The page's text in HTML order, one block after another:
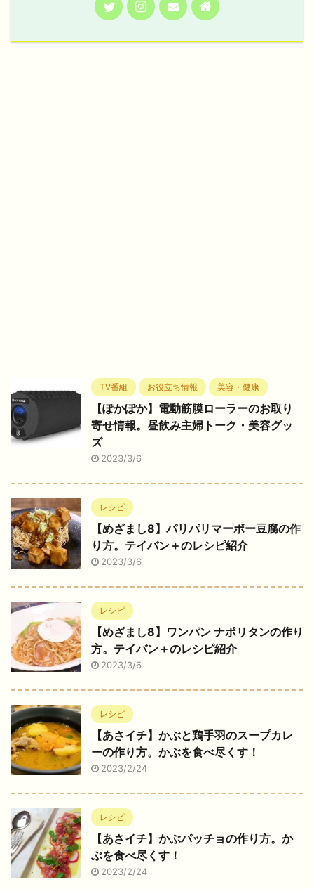
TV番組 お役立ち情報 美容・健康
【ぽかぽか】電動筋膜ローラーのお取り
寄せ情報。昼飲み主婦トーク・美容グッ
ズ
2023/3/6
レシピ
【めざまし8】パリパリマーボー豆腐の作
り方。テイバン＋のレシピ紹介
2023/3/6
レシピ
【めざまし8】ワンパン ナポリタンの作り
方。テイバン＋のレシピ紹介
2023/3/6
レシピ
【あさイチ】かぶと鶏手羽のスープカレ
ーの作り方。かぶを食べ尽くす！
2023/2/24
レシピ
【あさイチ】かぶパッチョの作り方。か
ぶを食べ尽くす！
2023/2/24